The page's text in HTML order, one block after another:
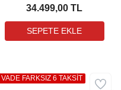
34.499,00 TL
VADE FARKSIZ 6 TAKSİT